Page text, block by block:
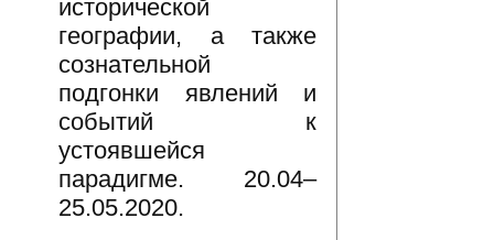
исторической
географии, а также
сознательной
подгонки явлений и
событий к
устоявшейся
парадигме. 20.04–
25.05.2020.